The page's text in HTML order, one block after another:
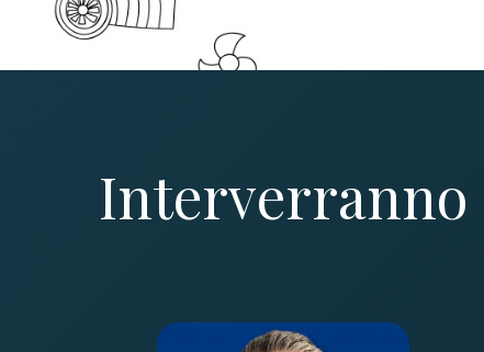
Interverranno